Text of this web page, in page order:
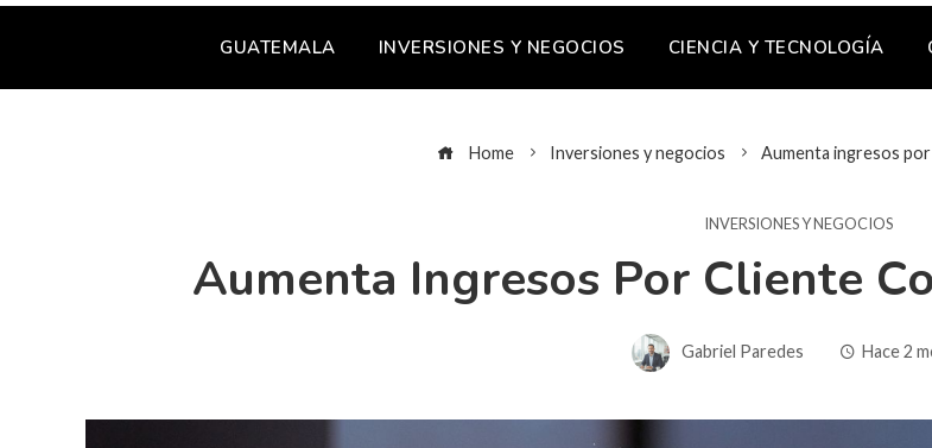
GUATEMALA INVERSIONES Y NEGOCIOS CIENCIA Y TECNOLOGÍA
Home Inversiones y negocios Aumenta ingresos
INVERSIONES Y NEGOCIOS
Aumenta Ingresos Por Cliente
Gabriel Paredes Hace 2